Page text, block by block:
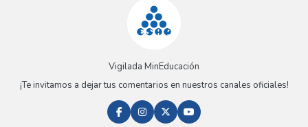
Vigilada MinEducación
¡Te invitamos a dejar tus comentarios en nuestros canales oficiales!